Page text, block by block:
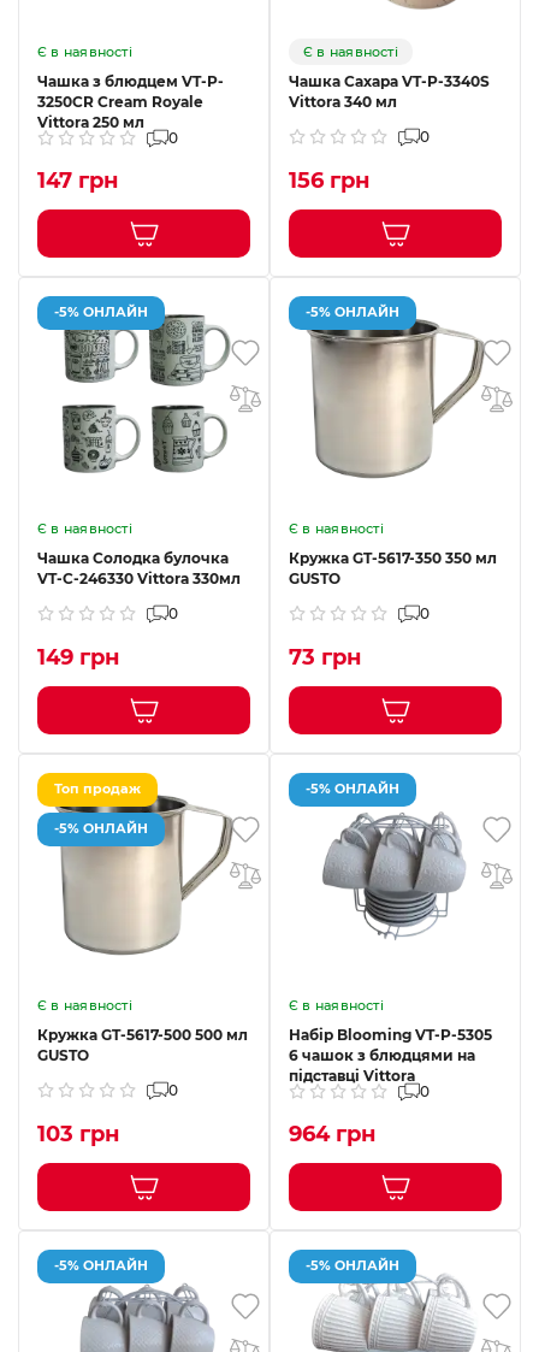
Є в наявності
Чашка з блюдцем VT-P-
3250CR Cream Royale
Vittora 250 мл
0
147 грн
Є в наявності
Чашка Сахара VT-P-3340S
Vittora 340 мл
0
156 грн
-5% ОНЛАЙН
Є в наявності
Чашка Солодка булочка
VT-C-246330 Vittora 330мл
0
149 грн
-5% ОНЛАЙН
Є в наявності
Кружка GT-5617-350 350 мл
GUSTO
0
73 грн
Топ продаж
-5% ОНЛАЙН
Є в наявності
Кружка GT-5617-500 500 мл
GUSTO
0
103 грн
-5% ОНЛАЙН
Є в наявності
Набір Blooming VT-P-5305
6 чашок з блюдцями на
підставці Vittora
0
964 грн
-5% ОНЛАЙН -5% ОНЛАЙН